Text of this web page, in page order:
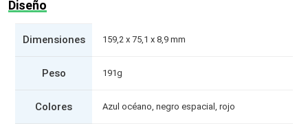
Diseño
Dimensiones 159,2 x 75,1 x 8,9 mm
Peso 191g
Colores Azul océano, negro espacial, rojo